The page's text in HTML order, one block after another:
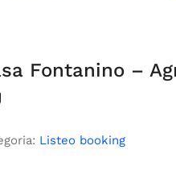
Fontanino –
Listeo booking